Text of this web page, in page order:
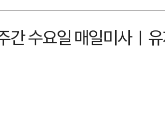
수요일 매일미사ㅣ유